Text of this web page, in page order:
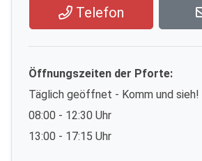
Telefon
Öffnungszeiten der Pforte:
Täglich geöffnet - Komm und sieh!
08:00 - 12:30 Uhr
13:00 - 17:15 Uhr